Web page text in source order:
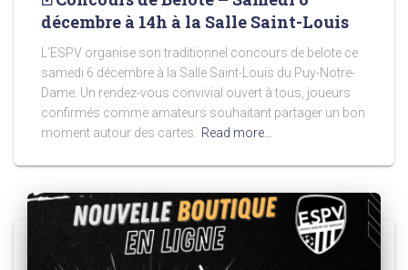
décembre à 14h à la Salle Saint-Louis
L’ESPV organise son traditionnel concours de belote ce
samedi 6 décembre à la Salle Saint-Louis du Puy-Notre-
Dame. Un rendez-vous convivial ouvert à tous, joueurs
confirmés comme amateurs souhaitant partager un bon
moment autour des cartes.
Read more…